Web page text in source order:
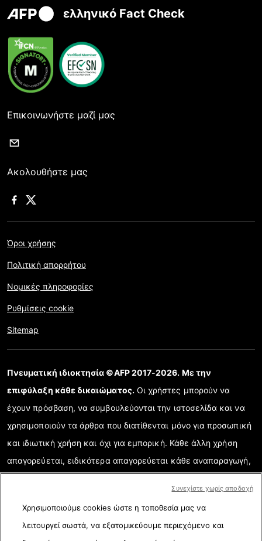
ελληνικό Fact Check
Επικοινωνήστε μαζί μας
Ακολουθήστε μας
Όροι χρήσης
Πολιτική απορρήτου
Νομικές πληροφορίες
Ρυθμίσεις cookie
Sitemap
Πνευματική ιδιοκτησία ©AFP 2017-2026. Με την
επιφύλαξη κάθε δικαιώματος.Οι χρήστες μπορούν να
έχουν πρόσβαση, να συμβουλεύονται την ιστοσελίδα και να
χρησιμοποιούν τα άρθρα που διατίθενται μόνο για προσωπική
και ιδιωτική χρήση και όχι για εμπορική. Κάθε άλλη χρήση
απαγορεύεται, ειδικότερα απαγορεύεται κάθε αναπαραγωγή,
περιεχομένου της ιστοσελίδας για κάθε άλλο σκοπό ή/και με
κάθε άλλο τρόπο χωρίς την ειδική υπογραμμένη συμφωνία
σχετικής άδειας με το AFP. Όταν χρειάζεται και για την ορθή
Χρησιμοποιούμε cookies ώστε η τοποθεσία μας να
λειτουργεί σωστά, να εξατομικεύουμε περιεχόμενο και
Συνεχίστε χωρίς αποδοχή